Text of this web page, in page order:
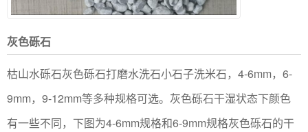
灰色砾石
枯山水砾石灰色砾石打磨水洗石小石子洗米石，4-6mm，6-
9mm，9-12mm等多种规格可选。灰色砾石干湿状态下颜色
有一些不同，下图为4-6mm规格和6-9mm规格灰色砾石的干